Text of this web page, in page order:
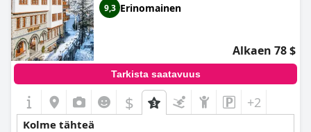
9,3 Erinomainen
Alkaen 78 $
Tarkista saatavuus
$ +2
Kolme tähteä